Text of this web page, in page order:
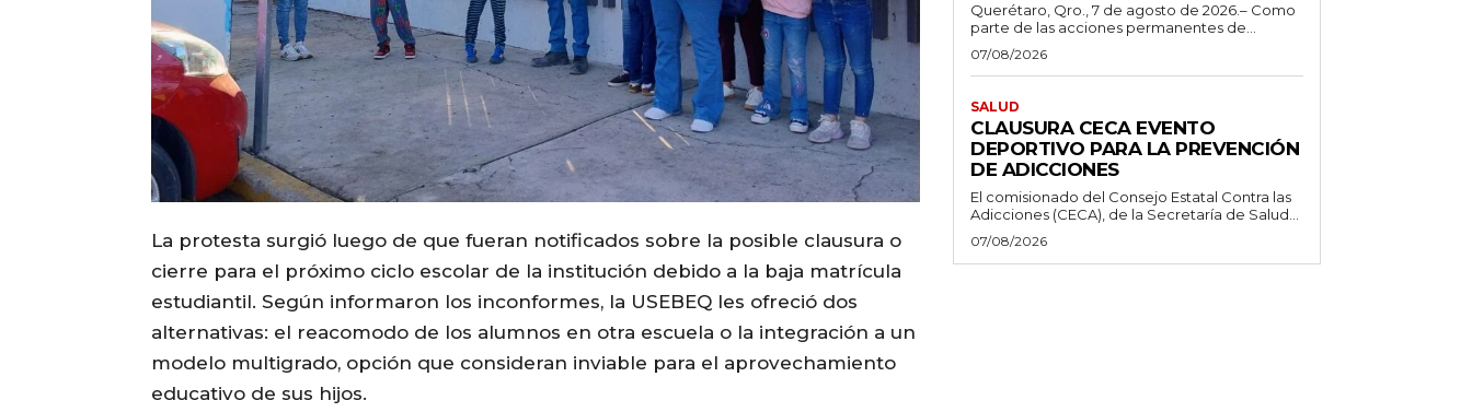
La protesta surgió luego de que fueran notificados sobre la posible clausura o
cierre para el próximo ciclo escolar de la institución debido a la baja matrícula
estudiantil. Según informaron los inconformes, la USEBEQ les ofreció dos
alternativas: el reacomodo de los alumnos en otra escuela o la integración a un
modelo multigrado, opción que consideran inviable para el aprovechamiento
educativo de sus hijos.
Querétaro, Qro., 7 de agosto de 2026.– Como
parte de las acciones permanentes de...
07/08/2026
SALUD
CLAUSURA CECA EVENTO
DEPORTIVO PARA LA PREVENCIÓN
DE ADICCIONES
El comisionado del Consejo Estatal Contra las
Adicciones (CECA), de la Secretaría de Salud...
07/08/2026